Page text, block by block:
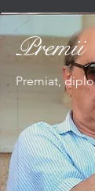
Premii
Premiat,